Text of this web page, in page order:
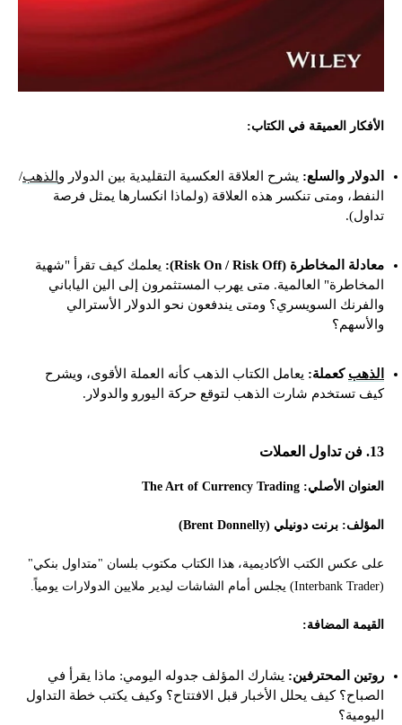
الأفكار العميقة في الكتاب:
الدولار والسلع: يشرح العلاقة العكسية التقليدية بين الدولار و الذهب/
النفط، ومتى تنكسر هذه العلاقة (ولماذا انكسارها يمثل فرصة
تداول).
معادلة المخاطرة (Risk On / Risk Off):
يعلمك كيف تقرأ "شهية
المخاطرة" العالمية. متى يهرب المستثمرون إلى الين الياباني
والفرنك السويسري؟ ومتى يندفعون نحو الدولار الأسترالي
والأسهم؟
الذهب كعملة: يعامل الكتاب الذهب كأنه العملة الأقوى، ويشرح
كيف تستخدم شارت الذهب لتوقع حركة اليورو والدولار.
13. فن تداول العملات
العنوان الأصلي: The Art of Currency Trading
المؤلف: برنت دونيلي (Brent Donnelly)
على عكس الكتب الأكاديمية، هذا الكتاب مكتوب بلسان "متداول بنكي"
(Interbank Trader) يجلس أمام الشاشات ليدير ملايين الدولارات يومياً.
القيمة المضافة:
روتين المحترفين: يشارك المؤلف جدوله اليومي: ماذا يقرأ في
الصباح؟ كيف يحلل الأخبار قبل الافتتاح؟ وكيف يكتب خطة التداول
اليومية؟